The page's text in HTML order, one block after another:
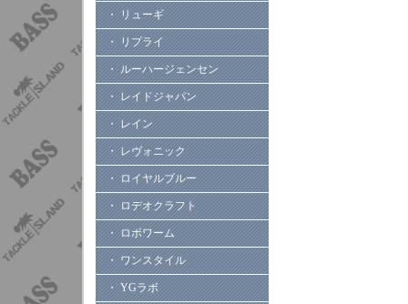
・ リューギ
・ リプライ
・ ルーハージェンセン
・ レイドジャパン
・ レイン
・ レヴォニック
・ ロイヤルブルー
・ ロデオクラフト
・ ロボワーム
・ ワンスタイル
・ YGラボ